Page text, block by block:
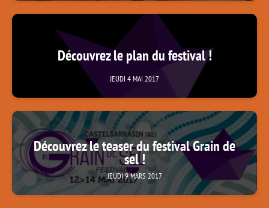
Découvrez le plan du festival !
JEUDI 4 MAI 2017
Découvrez le teaser du festival Grain de
sel !
JEUDI 9 MARS 2017